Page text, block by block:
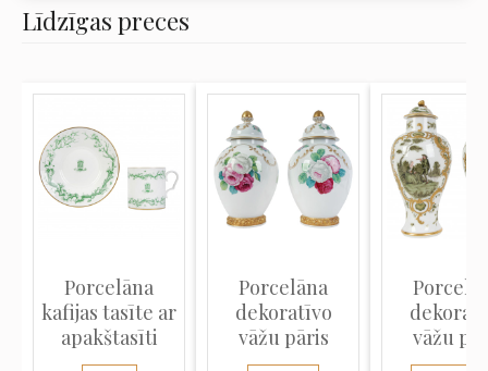
Līdzīgas preces
Porcelāna
kafijas tasīte ar
apakštasīti
Porcelāna
dekoratīvo
vāžu pāris
vāžu